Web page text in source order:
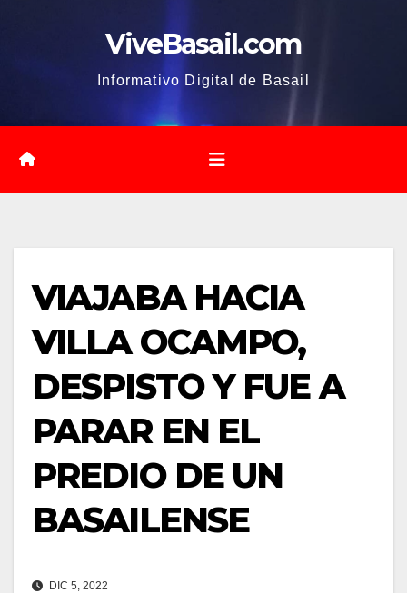
ViveBasail.com
Informativo Digital de Basail
VIAJABA HACIA
VILLA OCAMPO,
DESPISTO Y FUE A
PARAR EN EL
PREDIO DE UN
BASAILENSE
DIC 5, 2022